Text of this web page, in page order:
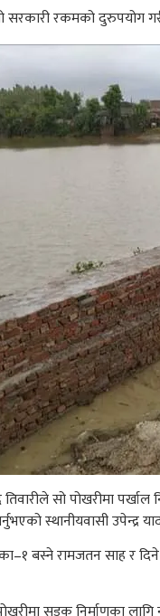
सरकारी रकमको दुरुपयोग
सो पोखरीमा
स्थानीयवासी उपेन्द्र
बस्ने रामजतन साह र